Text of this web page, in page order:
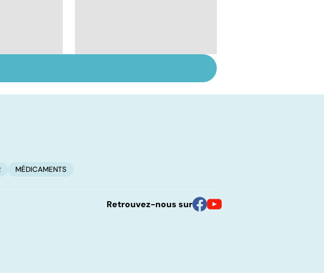
à
facile !
retrouver sa libido ?
MÉDICAMENTS
Retrouvez-nous sur